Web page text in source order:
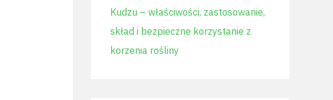
Kudzu – właściwości, zastosowanie,
skład i bezpieczne korzystanie z
korzenia rośliny